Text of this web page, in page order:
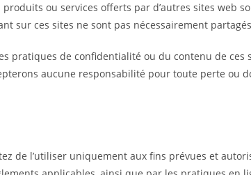
ou services offerts par d’autres sites web
sur ces sites ne sont pas nécessairement
pratiques de confidentialité ou du contenu de
aucune responsabilité pour toute perte ou
de l’utiliser uniquement aux fins prévues et